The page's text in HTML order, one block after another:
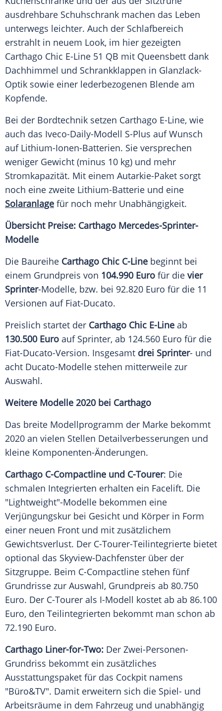
ausdrehbare Schuhschrank machen das Leben
unterwegs leichter. Auch der Schlafbereich
erstrahlt in neuem Look, im hier gezeigten
Carthago Chic E-Line 51 QB mit Queensbett dank
Dachhimmel und Schrankklappen in Glanzlack-
Optik sowie einer lederbezogenen Blende am
Kopfende.
Bei der Bordtechnik setzen Carthago E-Line, wie
auch das Iveco-Daily-Modell S-Plus auf Wunsch
auf Lithium-Ionen-Batterien. Sie versprechen
weniger Gewicht (minus 10 kg) und mehr
Stromkapazität. Mit einem Autarkie-Paket sorgt
noch eine zweite Lithium-Batterie und eine
Solaranlage für noch mehr Unabhängigkeit.
Übersicht Preise: Carthago Mercedes-Sprinter-
Modelle
Die Baureihe Carthago Chic C-Line beginnt bei
einem Grundpreis von 104.990 Euro für die vier
Sprinter-Modelle, bzw. bei 92.820 Euro für die 11
Versionen auf Fiat-Ducato.
Preislich startet der Carthago Chic E-Line ab
130.500 Euro auf Sprinter, ab 124.560 Euro für die
Fiat-Ducato-Version. Insgesamt drei Sprinter- und
acht Ducato-Modelle stehen mitterweile zur
Auswahl.
Weitere Modelle 2020 bei Carthago
Das breite Modellprogramm der Marke bekommt
2020 an vielen Stellen Detailverbesserungen und
kleine Komponenten-Änderungen.
Carthago C-Compactline und C-Tourer: Die
schmalen Integrierten erhalten ein Facelift. Die
"Lightweight"-Modelle bekommen eine
Verjüngungskur bei Gesicht und Körper in Form
einer neuen Front und mit zusätzlichem
Gewichtsverlust. Der C-Tourer-Teilintegrierte bietet
optional das Skyview-Dachfenster über der
Sitzgruppe. Beim C-Compactline stehen fünf
Grundrisse zur Auswahl, Grundpreis ab 80.750
Euro. Der C-Tourer als I-Modell kostet ab ab 86.100
Euro, den Teilintegrierten bekommt man schon ab
72.190 Euro.
Carthago Liner-for-Two: Der Zwei-Personen-
Grundriss bekommt ein zusätzliches
Ausstattungspaket für das Cockpit namens
"Büro&TV". Damit erweitern sich die Spiel- und
Arbeitsräume in dem Fahrzeug und unabhängig